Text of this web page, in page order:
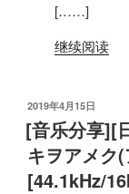
[……]
继续阅读
发
布
于
2019年4月15日
[音乐分享][
キヲアメク
[44.1kHz/